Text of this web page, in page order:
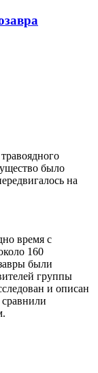
было
на
время с
160
были
группы
и описан